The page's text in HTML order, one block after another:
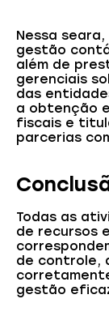
Nessa
gestão
além de
gerenciais
das
a obtenção
fiscais e
parcerias
Todas as
de recursos
de controle,
gestão